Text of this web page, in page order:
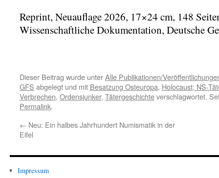
Reprint, Neuauflage 2026, 17×24 cm, 148
Wissenschaftliche Dokumentation, Deutsche
Dieser Beitrag wurde unterAlle Publikationen/
GFS abgelegt und mit Besatzung Osteuropa, Holocaust; NS-
Verbrechen, Ordensjunker, Tätergeschichteverschlagwortet.
Permalink.
← Neu: Ein halbes Jahrhundert Numismatik in der
Eifel
Impressum